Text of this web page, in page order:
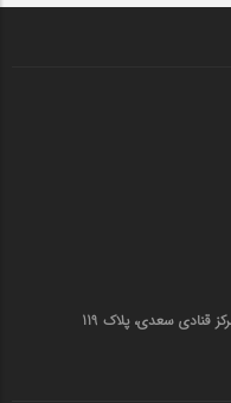
کرمانشاه خیابان سعدی ، جنب مرکز قنادی سعدی، پلاک 119